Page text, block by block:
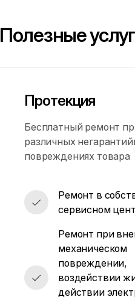
Полезные
Протекция
Бесплатный ремонт
различных
повреждениях товара
Ремонт в
сервисном
Ремонт при
механическом
повреждении,
воздействии
действии